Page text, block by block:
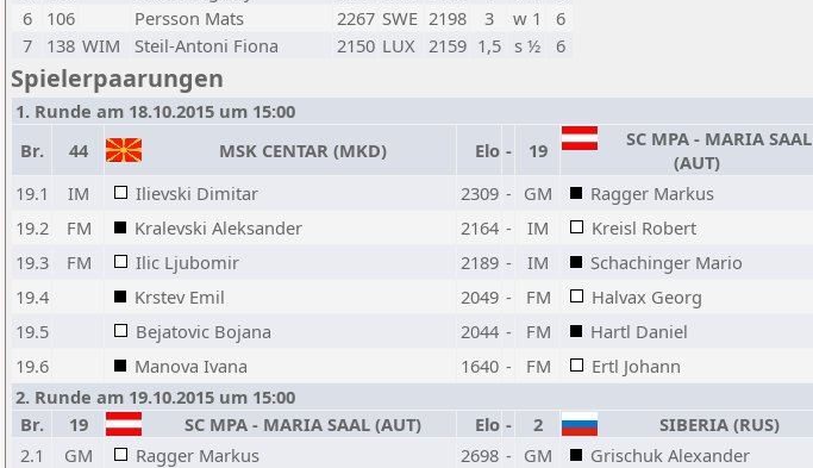
6
106 Persson Mats 2267 SWE 2198 3 w 1
6
7
138 WIM Steil-Antoni Fiona 2150 LUX 2159 1,5 s ½ 6
Spielerpaarungen
1. Runde am 18.10.2015 um 15:00
Br.
44 MSK CENTAR (MKD) Elo - 19
SC MPA - MARIA SAAL
(AUT)
19.1
IM Ilievski Dimitar 2309 - GM Ragger Markus
19.2
FM Kralevski Aleksander 2164 - IM Kreisl Robert
19.3
FM Ilic Ljubomir 2189 - IM Schachinger Mario
19.4
Krstev Emil 2049 - FM Halvax Georg
19.5
Bejatovic Bojana 2044 - FM Hartl Daniel
19.6
Manova Ivana 1640 - FM Ertl Johann
2. Runde am 19.10.2015 um 15:00
Br.
19 SC MPA - MARIA SAAL (AUT) Elo - 2 SIBERIA (RUS)
2.1
GM Ragger Markus 2698 - GM Grischuk Alexander